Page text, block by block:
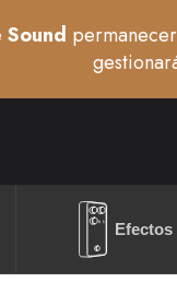
Sound
Efectos